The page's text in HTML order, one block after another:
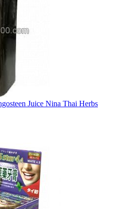
Juice Nina Thai Herbs